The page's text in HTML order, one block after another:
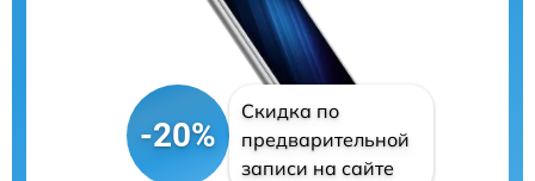
-20%
Скидка по
предварительной
записи на сайте